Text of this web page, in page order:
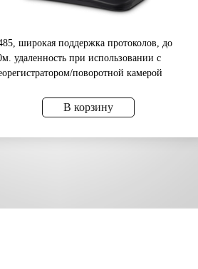
широкая поддержка протоколов, до
удаленность при использовании с
поворотной камерой
В корзину